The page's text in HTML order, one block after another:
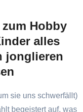
Hobby
alles
jonglieren
begeistert auf, was